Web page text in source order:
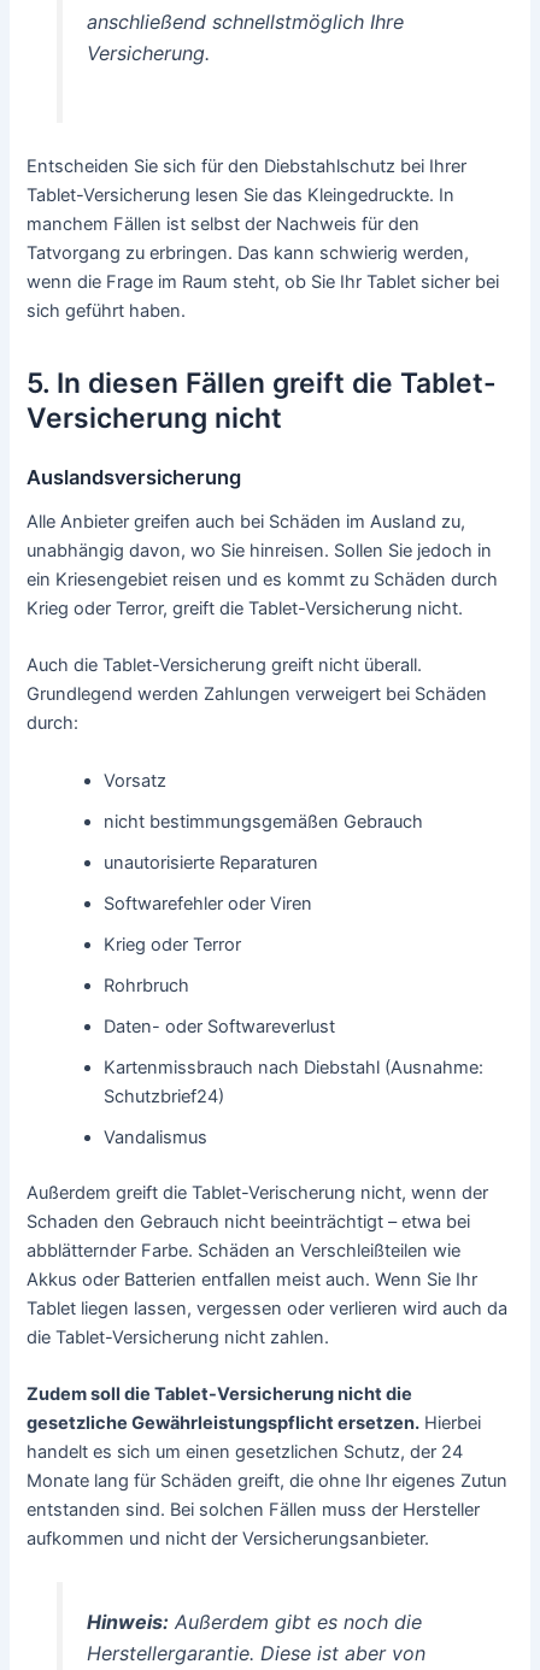
anschließend schnellstmöglich Ihre
Versicherung.
Entscheiden Sie sich für den Diebstahlschutz bei Ihrer
Tablet-Versicherung lesen Sie das Kleingedruckte. In
manchem Fällen ist selbst der Nachweis für den
Tatvorgang zu erbringen. Das kann schwierig werden,
wenn die Frage im Raum steht, ob Sie Ihr Tablet sicher bei
sich geführt haben.
5. In diesen Fällen greift die Tablet-
Versicherung nicht
Auslandsversicherung
Alle Anbieter greifen auch bei Schäden im Ausland zu,
unabhängig davon, wo Sie hinreisen. Sollen Sie jedoch in
ein Kriesengebiet reisen und es kommt zu Schäden durch
Krieg oder Terror, greift die Tablet-Versicherung nicht.
Auch die Tablet-Versicherung greift nicht überall.
Grundlegend werden Zahlungen verweigert bei Schäden
durch:
Vorsatz
nicht bestimmungsgemäßen Gebrauch
unautorisierte Reparaturen
Softwarefehler oder Viren
Krieg oder Terror
Rohrbruch
Daten- oder Softwareverlust
Kartenmissbrauch nach Diebstahl (Ausnahme:
Schutzbrief24)
Vandalismus
Außerdem greift die Tablet-Verischerung nicht, wenn der
Schaden den Gebrauch nicht beeinträchtigt – etwa bei
abblätternder Farbe. Schäden an Verschleißteilen wie
Akkus oder Batterien entfallen meist auch. Wenn Sie Ihr
Tablet liegen lassen, vergessen oder verlieren wird auch da
die Tablet-Versicherung nicht zahlen.
Zudem soll die Tablet-Versicherung nicht die
gesetzliche Gewährleistungspflicht ersetzen. Hierbei
handelt es sich um einen gesetzlichen Schutz, der 24
Monate lang für Schäden greift, die ohne Ihr eigenes Zutun
entstanden sind. Bei solchen Fällen muss der Hersteller
aufkommen und nicht der Versicherungsanbieter.
Hinweis:Außerdem gibt es noch die
Herstellergarantie. Diese ist aber von